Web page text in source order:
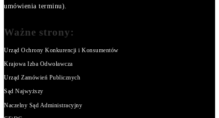
umówienia terminu).
Ważne strony:
Urząd Ochrony Konkurencji i Konsumentów
Krajowa Izba Odwoławcza
Urząd Zamówień Publicznych
Sąd Najwyższy
Naczelny Sąd Administracyjny